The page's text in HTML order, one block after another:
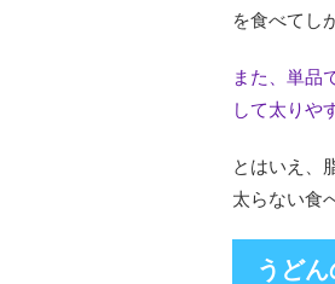
を食べてし
また、単品
して太りや
とはいえ、
太らない食
うど